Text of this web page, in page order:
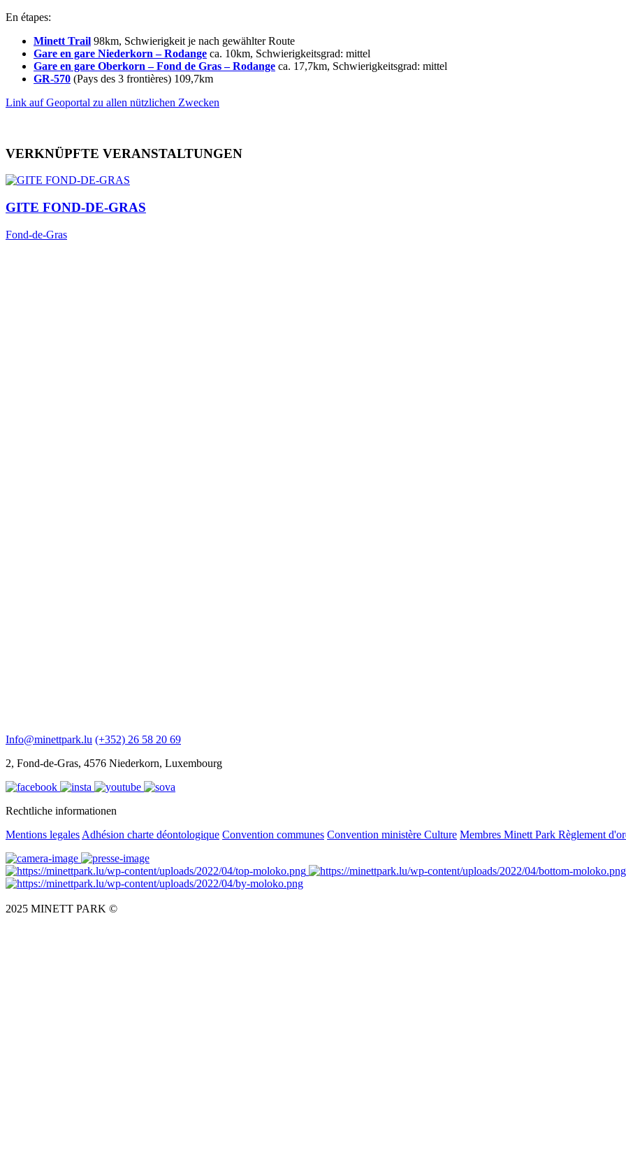
En étapes:
Minett Trail 98km, Schwierigkeit je nach gewählter Route
Gare en gare Niederkorn – Rodange ca. 10km, Schwierigkeitsgrad: mittel
Gare en gare Oberkorn – Fond de Gras – Rodange ca. 17,7km, Schwierigkeitsgrad: mittel
GR-570 (Pays des 3 frontières) 109,7km
Link auf Geoportal zu allen nützlichen Zwecken
VERKNÜPFTE VERANSTALTUNGEN
GITE FOND-DE-GRAS
Fond-de-Gras
Info@minettpark.lu (+352) 26 58 20 69
2, Fond-de-Gras, 4576 Niederkorn, Luxembourg
Rechtliche informationen
Mentions legales Adhésion charte déontologique Convention communes Convention ministère Culture Membres Minett Park Règlement
2025 MINETT PARK ©